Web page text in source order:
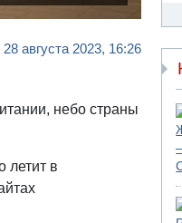
28 августа 2023, 16:26
небо страны
летит в